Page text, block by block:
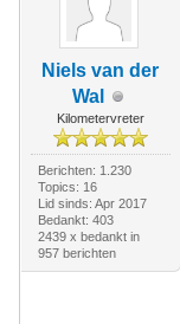
Niels van der
Wal
Kilometervreter
Berichten: 1.230
Topics: 16
Lid sinds: Apr 2017
Bedankt: 403
2439 x bedankt in
957 berichten